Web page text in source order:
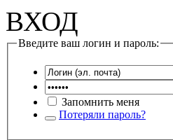
ВХОД
Введите ваш логин и пароль:
Запомнить меня
Потеряли пароль?